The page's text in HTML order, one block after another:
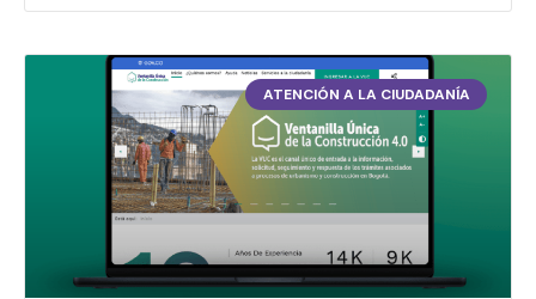
ATENCIÓN A LA CIUDADANÍA